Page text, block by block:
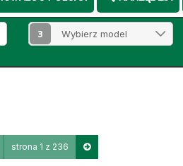
3
strona 1 z 236